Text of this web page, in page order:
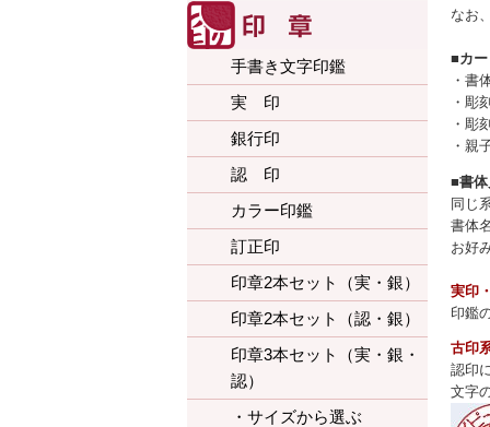
手書き文字印鑑
実 印
銀行印
認 印
カラー印鑑
訂正印
印章2本セット（実・銀）
印章2本セット（認・銀）
印章3本セット（実・銀・
認）
・サイズから選ぶ
なお
■カ
・書
・彫
・彫
・親
■書
同じ
書体
お好
実印
印鑑
古印
認印
文字